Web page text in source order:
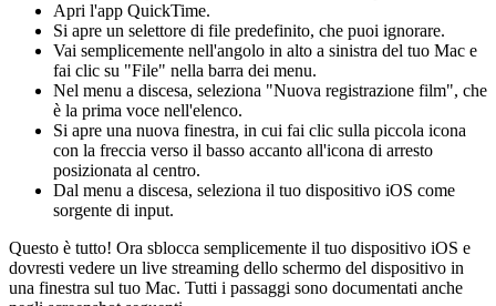
Ecco una guida passo passo su come presentare lo schermo del tuo
iPhone in una finestra su macOS:
Collega il dispositivo iOS via cavo al tuo computer Mac.
Apri l'app QuickTime.
Si apre un selettore di file predefinito, che puoi ignorare.
Vai semplicemente nell'angolo in alto a sinistra del tuo Mac e
fai clic su "File" nella barra dei menu.
Nel menu a discesa, seleziona "Nuova registrazione film", che
è la prima voce nell'elenco.
Si apre una nuova finestra, in cui fai clic sulla piccola icona
posizionata al centro.
Dal menu a discesa, seleziona il tuo dispositivo iOS come
sorgente di input.